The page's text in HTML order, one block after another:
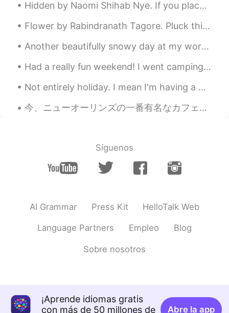
EN JP
@88shunThank you! 😊
Janじゃん 2021.08.29 12:03
@Ayako
ありがとうございます！どっちが
一番食べたいですか？😊
88shun 2021.08.29 12:03
EN
Hidden by Naomi Shihab Nye. If you place a fern under a stone the next day it will be nearly in...
Flower by Rabindranath Tagore. Pluck this little flower and take it, delay not! I fear lest it d...
Another beautifully snowy day at my workplace~~ ❄❄☃️ At least I get to leave work at 1pm today~~...
Had a really fun weekend! I went camping and I got to see my family today! I only see them once e...
Not entirely holiday. I mean I'm having a working holiday. 🌊🏖️"HOLIDAY IDIOMS"🏖️🌊 ITCHY FEET wh...
今、ニューオーリンズの一番有名なカフェで朝ごはんを食べてます。ニューオーリンズはフランスの影響を強く受けています。そして、Street PartiesとMardi Grasで有名です。アメリカの...
Síguenos
AI Grammar Press Kit HelloTalk Web
Language Partners Empleo Blog
Sobre nosotros
¡Aprende idiomas gratis
con más de 50 millones de
Abre la app